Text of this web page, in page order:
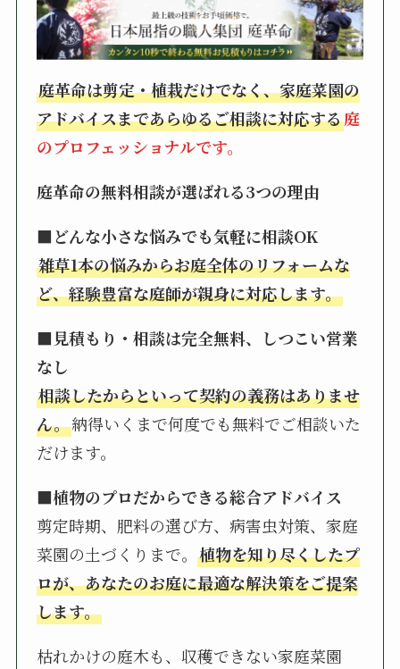
庭革命は剪定・植栽だけでなく、家庭菜園の
アドバイスまであらゆるご相談に対応する庭
のプロフェッショナルです。
庭革命の無料相談が選ばれる3つの理由
■どんな小さな悩みでも気軽に相談OK
雑草1本の悩みからお庭全体のリフォームな
ど、経験豊富な庭師が親身に対応します。
■見積もり・相談は完全無料、しつこい営業
なし
相談したからといって契約の義務はありませ
ん。納得いくまで何度でも無料でご相談いた
だけます。
■植物のプロだからできる総合アドバイス
剪定時期、肥料の選び方、病害虫対策、家庭
菜園の土づくりまで。植物を知り尽くしたプ
ロが、あなたのお庭に最適な解決策をご提案
します。
枯れかけの庭木も、収穫できない家庭菜園